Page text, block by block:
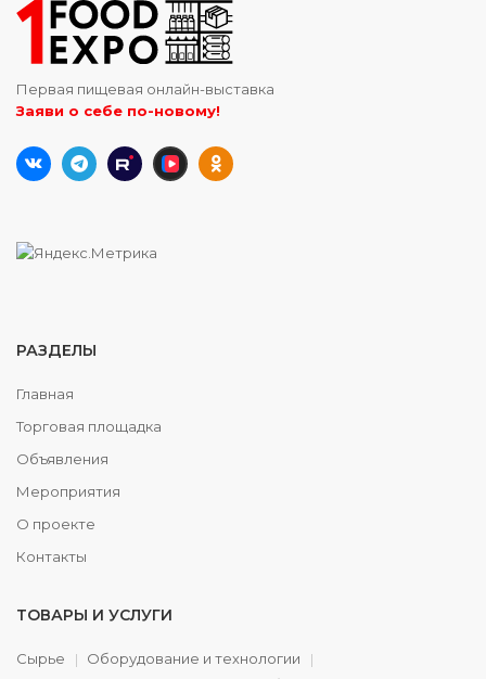
Первая пищевая онлайн-выставка
Заяви о себе по-новому!
РАЗДЕЛЫ
Главная
Торговая площадка
Объявления
Мероприятия
О проекте
Контакты
ТОВАРЫ И УСЛУГИ
Сырье
Оборудование и технологии